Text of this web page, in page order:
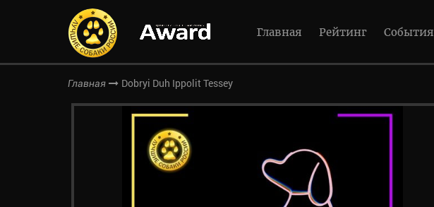
Главная Рейтинг События
Главная Dobryi Duh Ippolit Tessey